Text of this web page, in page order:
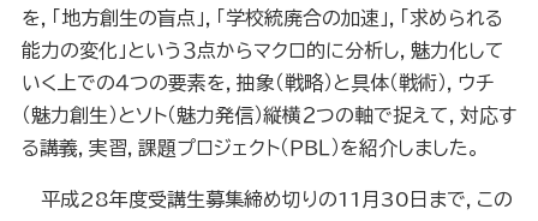
を，「地方創生の盲点」，「学校統廃合の加速」，「求められる
能力の変化」という３点からマクロ的に分析し，魅力化して
いく上での４つの要素を，抽象（戦略）と具体（戦術），ウチ
（魅力創生）とソト（魅力発信）縦横２つの軸で捉えて，対応す
る講義，実習，課題プロジェクト（ＰＢＬ）を紹介しました。
平成28年度受講生募集締め切りの11 月 30 日まで，この